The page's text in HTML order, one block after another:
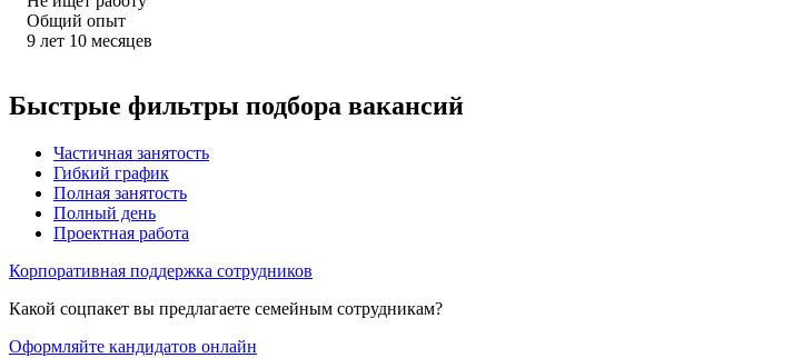
Общий опыт
9 лет 10 месяцев
Быстрые фильтры подбора вакансий
Частичная занятость
Гибкий график
Полная занятость
Полный день
Проектная работа
Корпоративная поддержка сотрудников
Какой соцпакет вы предлагаете семейным сотрудникам?
Оформляйте кандидатов онлайн